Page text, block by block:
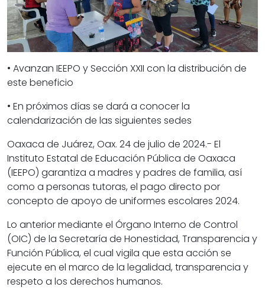
• Avanzan IEEPO y Sección XXII con la distribución de
este beneficio
• En próximos días se dará a conocer la
calendarización de las siguientes sedes
Oaxaca de Juárez, Oax. 24 de julio de 2024.- El
Instituto Estatal de Educación Pública de Oaxaca
(IEEPO) garantiza a madres y padres de familia, así
como a personas tutoras, el pago directo por
concepto de apoyo de uniformes escolares 2024.
Lo anterior mediante el Órgano Interno de Control
(OIC) de la Secretaría de Honestidad, Transparencia y
Función Pública, el cual vigila que esta acción se
ejecute en el marco de la legalidad, transparencia y
respeto a los derechos humanos.